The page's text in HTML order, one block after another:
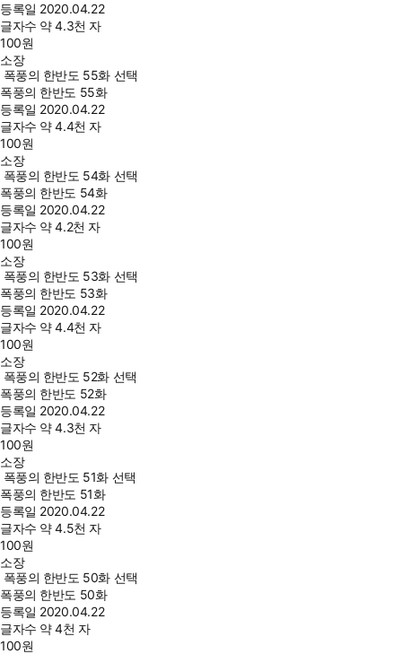
등록일 2020.04.22
글자수 약 4.3천 자
100원
소장
폭풍의 한반도 55화 선택
폭풍의 한반도 55화
등록일 2020.04.22
글자수 약 4.4천 자
100원
소장
폭풍의 한반도 54화 선택
폭풍의 한반도 54화
등록일 2020.04.22
글자수 약 4.2천 자
100원
소장
폭풍의 한반도 53화 선택
폭풍의 한반도 53화
등록일 2020.04.22
글자수 약 4.4천 자
100원
소장
폭풍의 한반도 52화 선택
폭풍의 한반도 52화
등록일 2020.04.22
글자수 약 4.3천 자
100원
소장
폭풍의 한반도 51화 선택
폭풍의 한반도 51화
등록일 2020.04.22
글자수 약 4.5천 자
100원
소장
폭풍의 한반도 50화 선택
폭풍의 한반도 50화
등록일 2020.04.22
글자수 약 4천 자
100원